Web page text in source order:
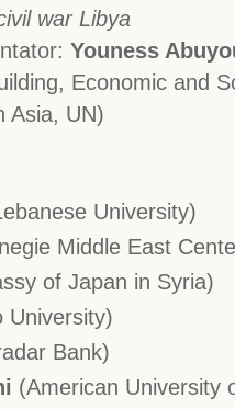
war Libya
Youness
Economic and
Asia, UN)
University)
Middle East
of Japan in Syria)
University)
Bank)
(American University